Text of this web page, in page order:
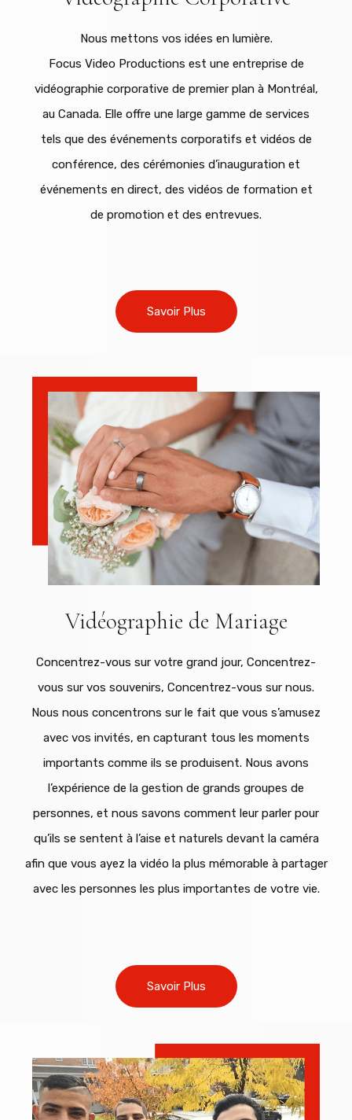
Nous mettons vos idées en lumière.
Focus Video Productions est une entreprise de
vidéographie corporative de premier plan à Montréal,
au Canada. Elle offre une large gamme de services
tels que des événements corporatifs et vidéos de
conférence, des cérémonies d’inauguration et
événements en direct, des vidéos de formation et
de promotion et des entrevues.
Savoir Plus
Vidéographie de Mariage
Concentrez-vous sur votre grand jour, Concentrez-
vous sur vos souvenirs, Concentrez-vous sur nous.
Nous nous concentrons sur le fait que vous s’amusez
avec vos invités, en capturant tous les moments
importants comme ils se produisent. Nous avons
l’expérience de la gestion de grands groupes de
personnes, et nous savons comment leur parler pour
qu’ils se sentent à l’aise et naturels devant la caméra
afin que vous ayez la vidéo la plus mémorable à partager
avec les personnes les plus importantes de votre vie.
Savoir Plus